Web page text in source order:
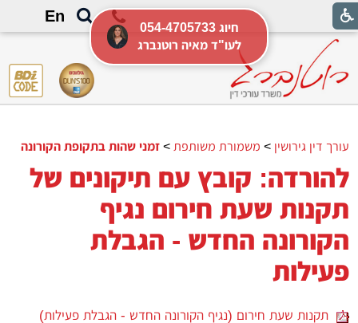
En
עורך דין גירושין > משמורת משותפת >זמני שהות בתקופת הקורונה
להורדה: קובץ עם תיקונים של
תקנות שעת חירום נגיף
הקורונה החדש - הגבלת
פעילות
תקנות שעת חירום (נגיף הקורונה החדש - הגבלת פעילות)
054-4705733 חיוג
לעו"ד מאיה רוטנברג